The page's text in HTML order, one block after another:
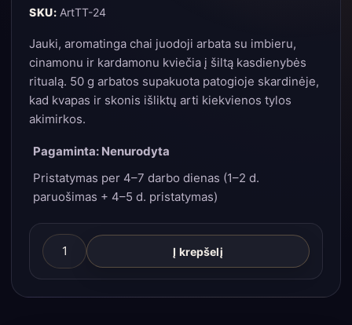
SKU: ArtTT-24
Jauki, aromatinga chai juodoji arbata su imbieru,
cinamonu ir kardamonu kviečia į šiltą kasdienybės
ritualą. 50 g arbatos supakuota patogioje skardinėje,
kad kvapas ir skonis išliktų arti kiekvienos tylos
akimirkos.
Pagaminta: Nenurodyta
Pristatymas per 4–7 darbo dienas (1–2 d.
paruošimas + 4–5 d. pristatymas)
produkto
kiekis:
Ekologiška
Į krepšelį